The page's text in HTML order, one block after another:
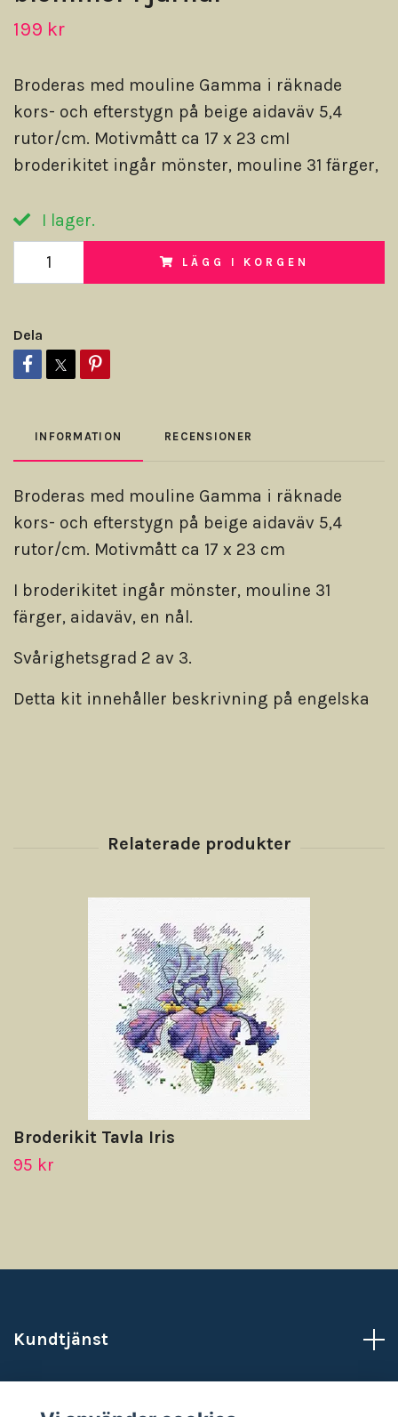
199 kr
Broderas med mouline Gamma i räknade
kors- och efterstygn på beige aidaväv 5,4
rutor/cm. Motivmått ca 17 x 23 cmI
broderikitet ingår mönster, mouline 31 färger,
I lager.
LÄGG I KORGEN
Dela
INFORMATION RECENSIONER
Broderas med mouline Gamma i räknade
kors- och efterstygn på beige aidaväv 5,4
rutor/cm. Motivmått ca 17 x 23 cm
I broderikitet ingår mönster, mouline 31
färger, aidaväv, en nål.
Svårighetsgrad 2 av 3.
Detta kit innehåller beskrivning på engelska
Broderikit Tavla Iris
95 kr
Kundtjänst